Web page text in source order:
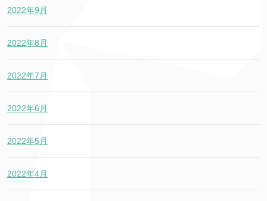
2022年9月
2022年8月
2022年7月
2022年6月
2022年5月
2022年4月